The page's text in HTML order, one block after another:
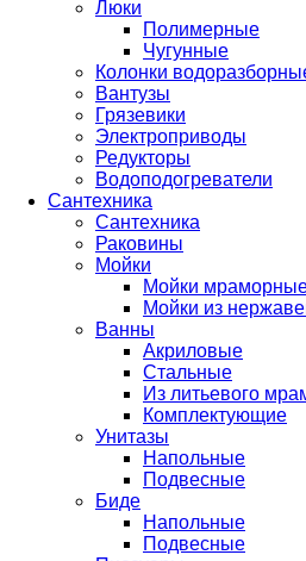
Люки
Полимерные
Чугунные
Колонки
Вантузы
Грязевики
Электроприводы
Редукторы
Водоподогреватели
Сантехника
Сантехника
Раковины
Мойки
Мойки
Мойки из
Ванны
Акриловые
Стальные
Из литьевого
Комплектующие
Унитазы
Напольные
Подвесные
Биде
Напольные
Подвесные